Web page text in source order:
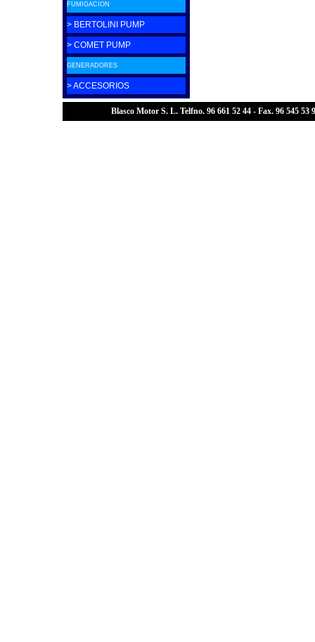
FUMIGACION
> BERTOLINI PUMP
> COMET PUMP
GENERADORES
> ACCESORIOS
Blasco Motor S. L. Telfno. 96 661 52 44 - Fax. 96 545 53